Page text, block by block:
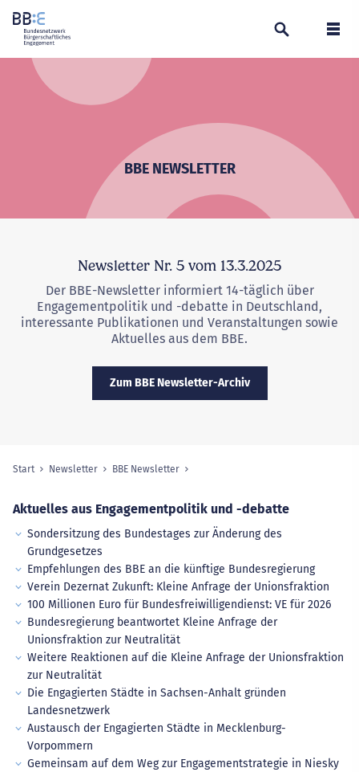
Suchen
BBE NEWSLETTER
Newsletter Nr. 5 vom 13.3.2025
Der BBE-Newsletter informiert 14-täglich über
Engagementpolitik und -debatte in Deutschland,
interessante Publikationen und Veranstaltungen sowie
Aktuelles aus dem BBE.
Zum BBE Newsletter-Archiv
Sie sind hier:
Start Newsletter BBE Newsletter
Aktuelles aus Engagementpolitik und -debatte
Sondersitzung des Bundestages zur Änderung des
Grundgesetzes
Empfehlungen des BBE an die künftige Bundesregierung
Verein Dezernat Zukunft: Kleine Anfrage der Unionsfraktion
100 Millionen Euro für Bundesfreiwilligendienst: VE für 2026
Bundesregierung beantwortet Kleine Anfrage der
Unionsfraktion zur Neutralität
Weitere Reaktionen auf die Kleine Anfrage der Unionsfraktion
zur Neutralität
Die Engagierten Städte in Sachsen-Anhalt gründen
Landesnetzwerk
Austausch der Engagierten Städte in Mecklenburg-
Vorpommern
Gemeinsam auf dem Weg zur Engagementstrategie in Niesky